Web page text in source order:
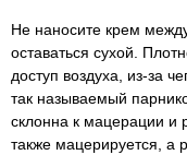
Не наносите крем
оставаться сухой.
доступ воздуха, из-за
так называемый
склонна к мацерации и
также мацерируется, а